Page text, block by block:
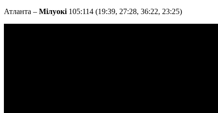
Атланта – Мілуокі 105:114 (19:39, 27:28, 36:22, 23:25)